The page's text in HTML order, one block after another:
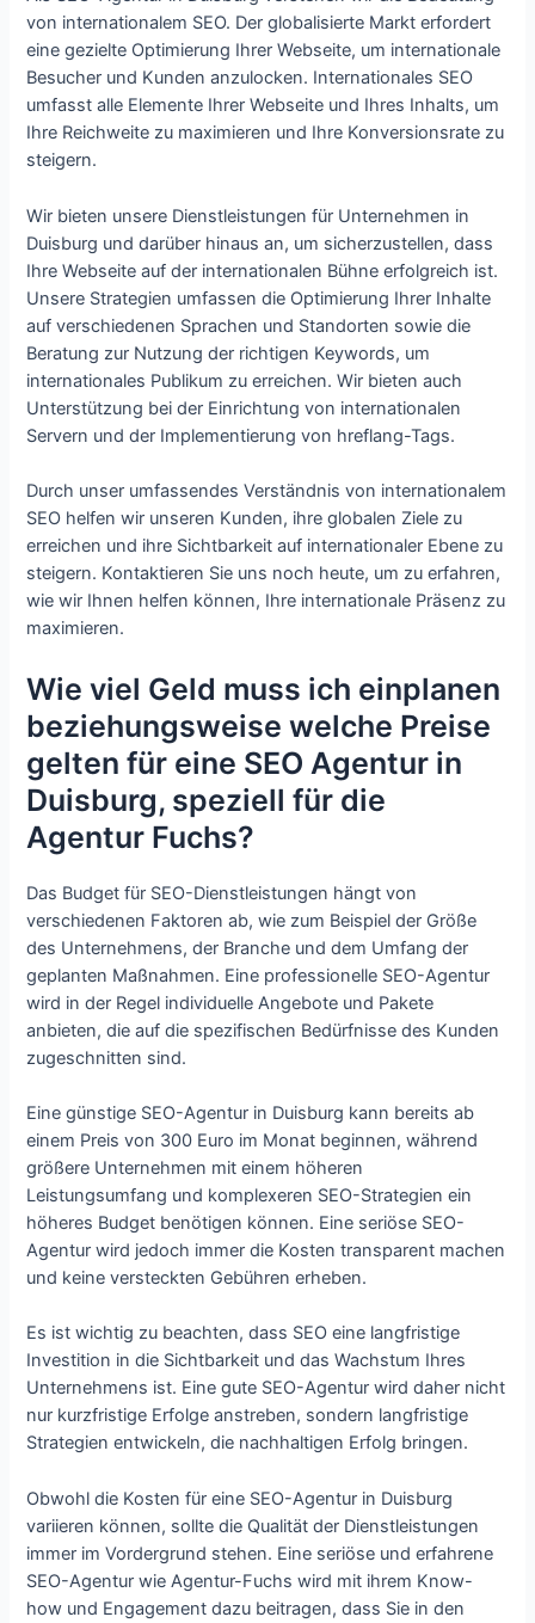
von internationalem SEO. Der globalisierte Markt erfordert
eine gezielte Optimierung Ihrer Webseite, um internationale
Besucher und Kunden anzulocken. Internationales SEO
umfasst alle Elemente Ihrer Webseite und Ihres Inhalts, um
Ihre Reichweite zu maximieren und Ihre Konversionsrate zu
steigern.
Wir bieten unsere Dienstleistungen für Unternehmen in
Duisburg und darüber hinaus an, um sicherzustellen, dass
Ihre Webseite auf der internationalen Bühne erfolgreich ist.
Unsere Strategien umfassen die Optimierung Ihrer Inhalte
auf verschiedenen Sprachen und Standorten sowie die
Beratung zur Nutzung der richtigen Keywords, um
internationales Publikum zu erreichen. Wir bieten auch
Unterstützung bei der Einrichtung von internationalen
Servern und der Implementierung von hreflang-Tags.
Durch unser umfassendes Verständnis von internationalem
SEO helfen wir unseren Kunden, ihre globalen Ziele zu
erreichen und ihre Sichtbarkeit auf internationaler Ebene zu
steigern. Kontaktieren Sie uns noch heute, um zu erfahren,
wie wir Ihnen helfen können, Ihre internationale Präsenz zu
maximieren.
Wie viel Geld muss ich einplanen
beziehungsweise welche Preise
gelten für eine SEO Agentur in
Duisburg, speziell für die
Agentur Fuchs?
Das Budget für SEO-Dienstleistungen hängt von
verschiedenen Faktoren ab, wie zum Beispiel der Größe
des Unternehmens, der Branche und dem Umfang der
geplanten Maßnahmen. Eine professionelle SEO-Agentur
wird in der Regel individuelle Angebote und Pakete
anbieten, die auf die spezifischen Bedürfnisse des Kunden
zugeschnitten sind.
Eine günstige SEO-Agentur in Duisburg kann bereits ab
einem Preis von 300 Euro im Monat beginnen, während
größere Unternehmen mit einem höheren
Leistungsumfang und komplexeren SEO-Strategien ein
höheres Budget benötigen können. Eine seriöse SEO-
Agentur wird jedoch immer die Kosten transparent machen
und keine versteckten Gebühren erheben.
Es ist wichtig zu beachten, dass SEO eine langfristige
Investition in die Sichtbarkeit und das Wachstum Ihres
Unternehmens ist. Eine gute SEO-Agentur wird daher nicht
nur kurzfristige Erfolge anstreben, sondern langfristige
Strategien entwickeln, die nachhaltigen Erfolg bringen.
Obwohl die Kosten für eine SEO-Agentur in Duisburg
variieren können, sollte die Qualität der Dienstleistungen
immer im Vordergrund stehen. Eine seriöse und erfahrene
SEO-Agentur wie Agentur-Fuchs wird mit ihrem Know-
how und Engagement dazu beitragen, dass Sie in den